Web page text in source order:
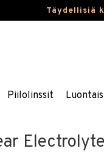
Täydellisiä
Piilolinssit